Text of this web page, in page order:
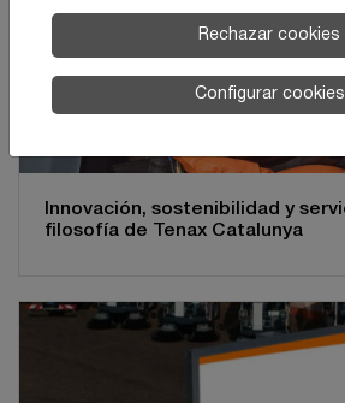
Innovación, sostenibilidad y
filosofía de Tenax Catalunya
Rechazar cookies
Configurar cookies